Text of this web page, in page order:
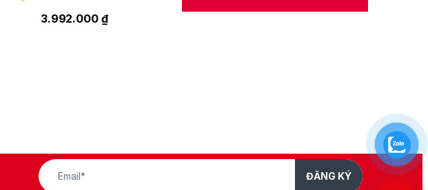
3.992.000 ₫
ĐĂNG KÝ